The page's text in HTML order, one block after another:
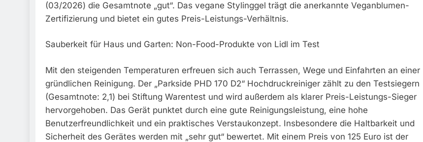
(03/2026) die Gesamtnote „gut“. Das vegane Stylinggel trägt die anerkannte Veganblumen-
Zertifizierung und bietet ein gutes Preis-Leistungs-Verhältnis.
Sauberkeit für Haus und Garten: Non-Food-Produkte von Lidl im Test
Mit den steigenden Temperaturen erfreuen sich auch Terrassen, Wege und Einfahrten an einer
gründlichen Reinigung. Der „Parkside PHD 170 D2“ Hochdruckreiniger zählt zu den Testsiegern
(Gesamtnote: 2,1) bei Stiftung Warentest und wird außerdem als klarer Preis-Leistungs-Sieger
hervorgehoben. Das Gerät punktet durch eine gute Reinigungsleistung, eine hohe
Benutzerfreundlichkeit und ein praktisches Verstaukonzept. Insbesondere die Haltbarkeit und
Sicherheit des Gerätes werden mit „sehr gut“ bewertet. Mit einem Preis von 125 Euro ist der